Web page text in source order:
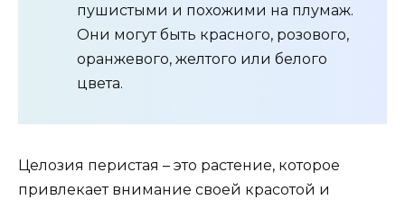
пушистыми и похожими на плумаж.
Они могут быть красного, розового,
оранжевого, желтого или белого
цвета.
Целозия перистая – это растение, которое
привлекает внимание своей красотой и